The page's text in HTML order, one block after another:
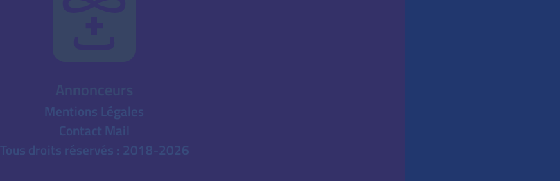
Mentions Légales
Contact Mail
Tous droits réservés : 2018-2026